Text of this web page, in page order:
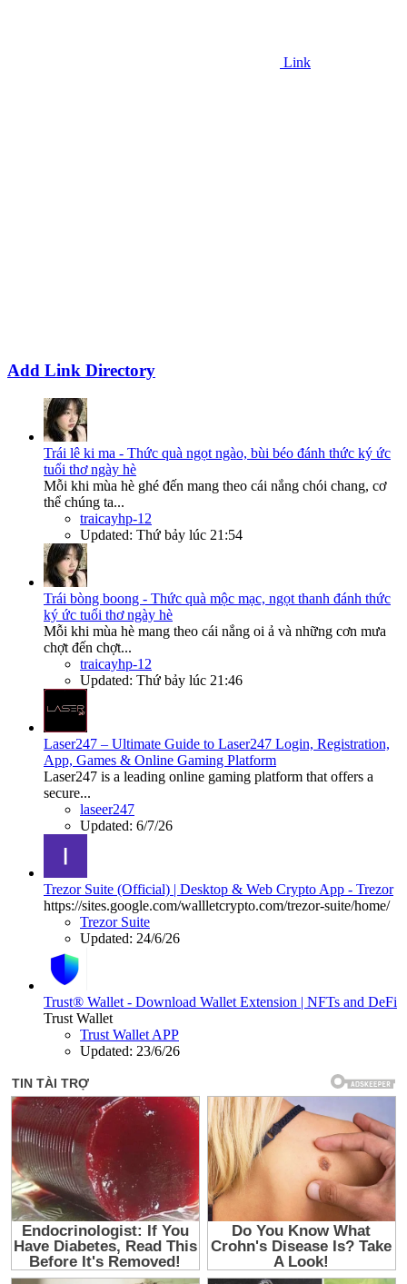
Link
Add Link Directory
Trái lê ki ma - Thức quà ngọt ngào, bùi béo đánh thức ký ức
tuổi thơ ngày hè
Mỗi khi mùa hè ghé đến mang theo cái nắng chói chang, cơ
thể chúng ta...
traicayhp-12
Updated: Thứ bảy lúc 21:54
Trái bòng boong - Thức quà mộc mạc, ngọt thanh đánh thức
ký ức tuổi thơ ngày hè
Mỗi khi mùa hè mang theo cái nắng oi ả và những cơn mưa
chợt đến chợt...
traicayhp-12
Updated: Thứ bảy lúc 21:46
Laser247 – Ultimate Guide to Laser247 Login, Registration,
App, Games & Online Gaming Platform
Laser247 is a leading online gaming platform that offers a
secure...
laseer247
Updated: 6/7/26
Trezor Suite (Official) | Desktop & Web Crypto App - Trezor
https://sites.google.com/wallletcrypto.com/trezor-suite/home/
Trezor Suite
Updated: 24/6/26
Trust® Wallet - Download Wallet Extension | NFTs and DeFi
Trust Wallet
Trust Wallet APP
Updated: 23/6/26